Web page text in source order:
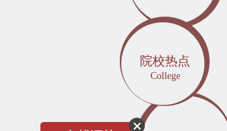
院校热点
College